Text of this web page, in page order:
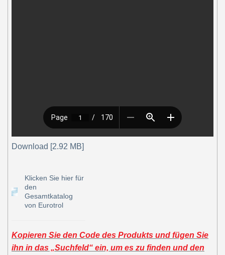
Download [2.92 MB]
Klicken Sie hier für
den
Gesamtkatalog
von Eurotrol
Kopieren Sie den Code des Produkts und fügen Sie
ihn in das „Suchfeld“ ein, um es zu finden und den